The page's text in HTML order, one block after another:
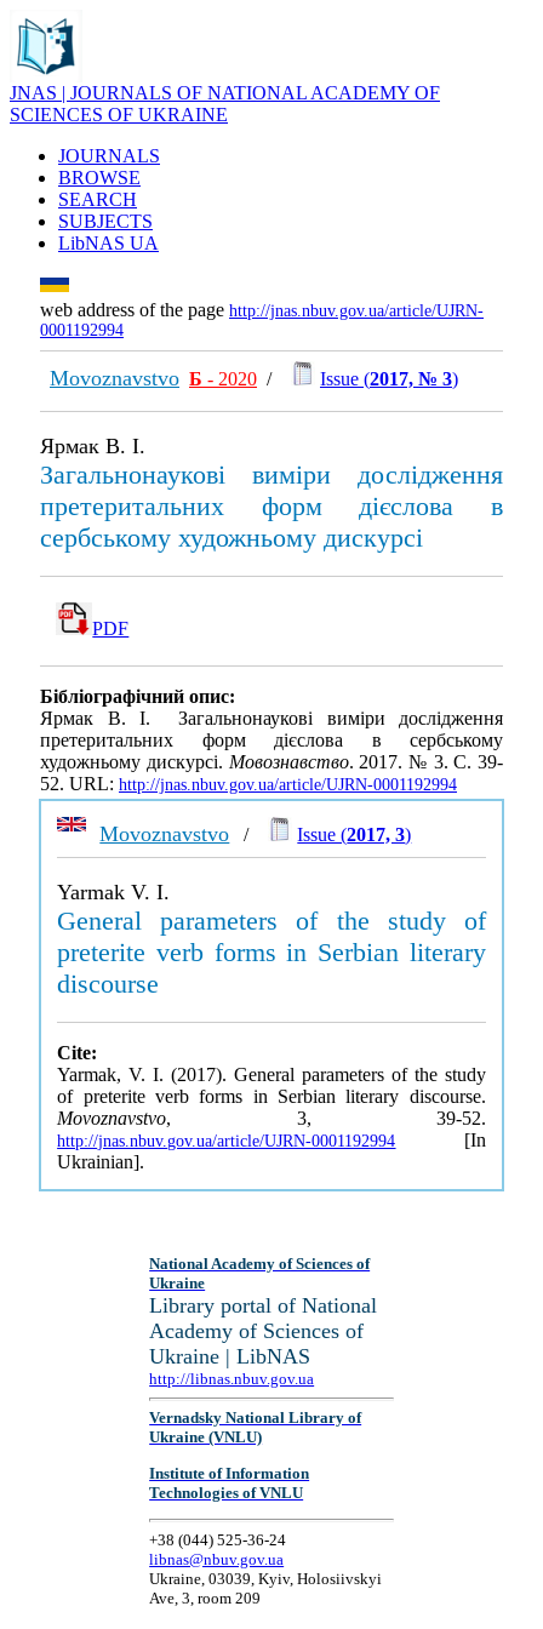
JNAS | JOURNALS OF NATIONAL ACADEMY OF
SCIENCES OF UKRAINE
JOURNALS
BROWSE
SEARCH
SUBJECTS
LibNAS UA
web address of the page http://jnas.nbuv.gov.ua/article/UJRN-
0001192994
Movoznavstvo Б - 2020 / Issue (2017, № 3)
Ярмак В. І.
Загальнонаукові виміри дослідження
претеритальних форм дієслова в
сербському художньому дискурсі
PDF
Бібліографічний опис:
Ярмак В. І. Загальнонаукові виміри дослідження
претеритальних форм дієслова в сербському
художньому дискурсі. Мовознавство. 2017. № 3. С. 39-
52. URL: http://jnas.nbuv.gov.ua/article/UJRN-0001192994
Movoznavstvo / Issue (2017, 3)
Yarmak V. I.
General parameters of the study of
preterite verb forms in Serbian literary
discourse
Cite:
Yarmak, V. I. (2017). General parameters of the study
of preterite verb forms in Serbian literary discourse.
Movoznavstvo, 3, 39-52.
http://jnas.nbuv.gov.ua/article/UJRN-0001192994 [In
Ukrainian].
National Academy of Sciences of
Ukraine
Library portal of National
Academy of Sciences of
Ukraine | LibNAS
http://libnas.nbuv.gov.ua
Vernadsky National Library of
Ukraine (VNLU)
Institute of Information
Technologies of VNLU
+38 (044) 525-36-24
libnas@nbuv.gov.ua
Ukraine, 03039, Kyiv, Holosiivskyi
Ave, 3, room 209